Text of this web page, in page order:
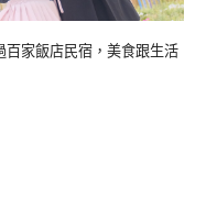
百家飯店民宿，美食跟生活